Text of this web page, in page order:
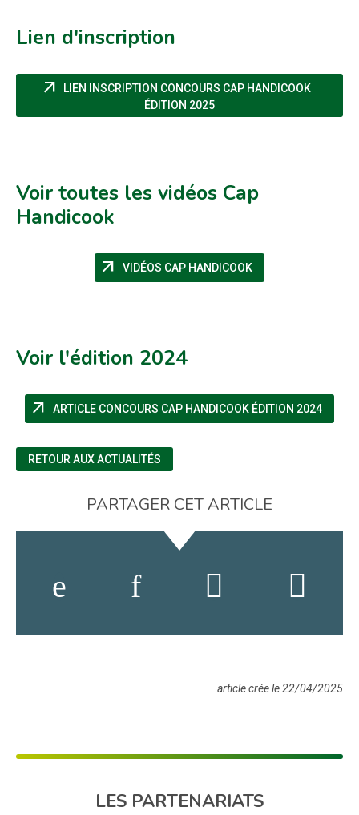
Lien d'inscription
arrow_outward
LIEN INSCRIPTION CONCOURS CAP HANDICOOK
ÉDITION 2025(NOUVELLE FENÊTRE)
Voir toutes les vidéos Cap
Handicook
arrow_outward VIDÉOS CAP HANDICOOK(NOUVELLE
Voir l'édition 2024
arrow_outward ARTICLE CONCOURS CAP HANDICOOK ÉDITION 2024
RETOUR AUX ACTUALITÉS
PARTAGER CET ARTICLE
article crée le 22/04/2025
LES PARTENARIATS